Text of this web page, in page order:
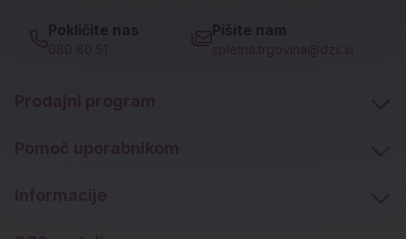
Pokličite nas
080 80 51
Pišite nam
spletna.trgovina@dzs.si
Prodajni program
Pomoč uporabnikom
Informacije